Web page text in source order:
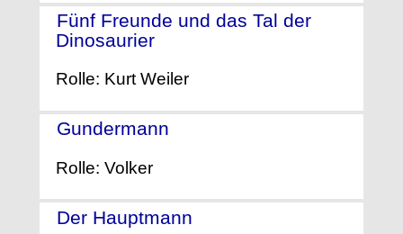
Fünf Freunde und das Tal der
Dinosaurier
Rolle: Kurt Weiler
Gundermann
Rolle: Volker
Der Hauptmann